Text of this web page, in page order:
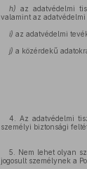
h) az adatvédelmi
valamint az
i) az adatvédelmi
j) a közérdekű
4. Az adatvédelmi
személyi biztonsági
5. Nem lehet olyan
jogosult személynek a